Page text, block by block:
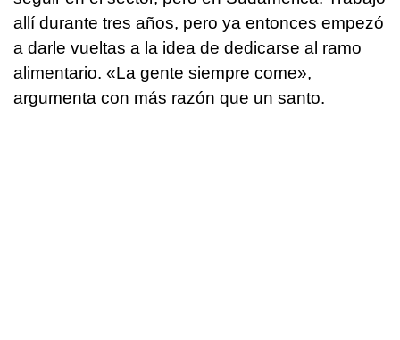
allí durante tres años, pero ya entonces empezó
a darle vueltas a la idea de dedicarse al ramo
alimentario. «La gente siempre come»,
argumenta con más razón que un santo.